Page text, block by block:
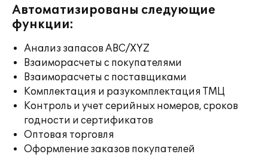
Автоматизированы следующие
функции:
Анализ запасов ABC/XYZ
Взаиморасчеты с покупателями
Взаиморасчеты с поставщиками
Комплектация и разукомплектация ТМЦ
Контроль и учет серийных номеров, сроков
годности и сертификатов
Оптовая торговля
Оформление заказов покупателей